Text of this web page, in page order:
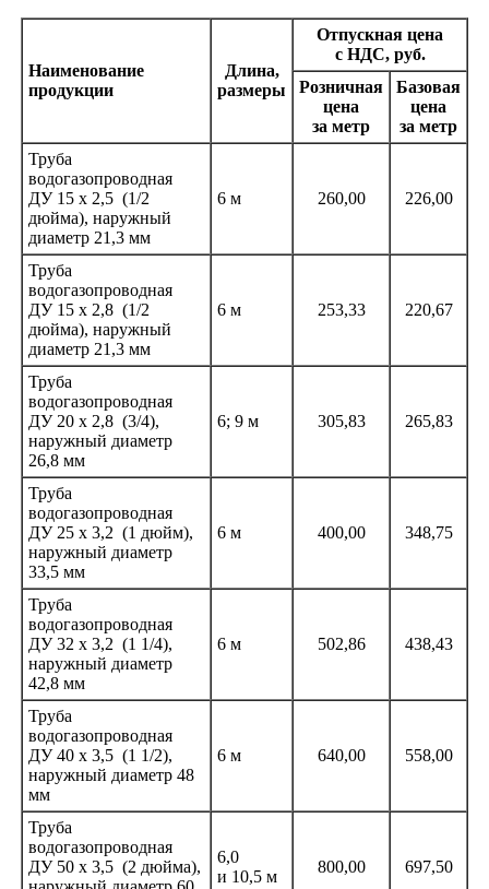
Наименование
продукции
Длина,
размеры
Отпускная цена
с НДС, руб.
Розничная
цена
за метр
Базовая
цена
за метр
Труба
водогазопроводная
ДУ 15 х 2,5 (1/2
дюйма), наружный
диаметр 21,3 мм
6 м 260,00 226,00
Труба
водогазопроводная
ДУ 15 х 2,8 (1/2
дюйма), наружный
диаметр 21,3 мм
6 м 253,33 220,67
Труба
водогазопроводная
ДУ 20 х 2,8 (3/4),
наружный диаметр
26,8 мм
6; 9 м 305,83 265,83
Труба
водогазопроводная
ДУ 25 х 3,2 (1 дюйм),
наружный диаметр
33,5 мм
6 м 400,00 348,75
Труба
водогазопроводная
ДУ 32 х 3,2 (1 1/4),
наружный диаметр
42,8 мм
6 м 502,86 438,43
Труба
водогазопроводная
ДУ 40 х 3,5 (1 1/2),
наружный диаметр 48
мм
6 м 640,00 558,00
Труба
водогазопроводная
ДУ 50 х 3,5 (2 дюйма),
6,0
и 10,5 м
800,00 697,50